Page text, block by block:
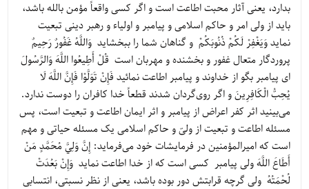
بدارد، یعنی آثار محبت اطاعت است و اگر کسی واقعاً مؤمن بالله باشد،
باید از ولی امر و حاکم اسلامی و پیامبر و اولیاء و رهبر دینی تبعیت
نماید وَيَغْفِرْ لَكُمْ ذُنُوبَكُمْ و گناهان شما را ببخشاید وَاللَّهُ غَفُورٌ رَحِيمٌ
پروردگار متعال غفور و بخشنده و مهربان است قُلْ أَطِيعُوا اللَّهَ وَالرَّسُولَ
ای پیامبر بگو از خداوند و پیامبر اطاعت نمائید فَإِنْ تَوَلَّوْا فَإِنَّ اللَّهَ لَا
يُحِبُّ الْكَافِرِينَ و اگر روی‌گردان شدند قطعاً خدا کافران را دوست ندارد.
می‌بینید اثر کفر اعراض از پیامبر و اثر ایمان اطاعت و تبعیت است، پس
مسئله اطاعت و تبعیت از ولیّ و حاکم اسلامی یک مسئله حیاتی و مهم
است که امیرالمؤمنین در فرمایشات خود می‌فرماید: إِنَّ وَلِيَّ مُحَمَّدٍ مَنْ
أَطَاعَ اللَّهَ ولی پیامبر کسی است که از خدا اطاعت نماید وَإِنْ بَعُدَتْ
لُحْمَتُهُ ولی گرچه قرابتش دور بوده باشد، یعنی از نظر نسبتی، انتسابی